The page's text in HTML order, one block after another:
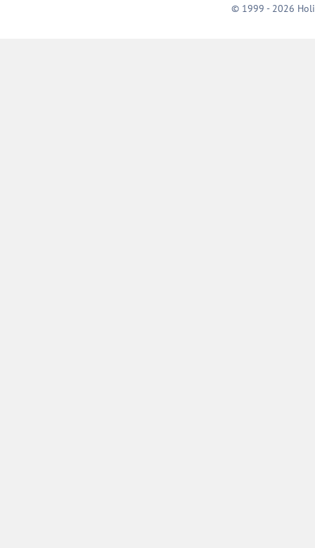
© 1999 - 2026